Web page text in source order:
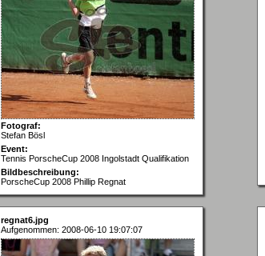
Fotograf:
Stefan Bösl
Event:
Tennis PorscheCup 2008 Ingolstadt Qualifikation
Bildbeschreibung:
PorscheCup 2008 Phillip Regnat
regnat6.jpg
Aufgenommen: 2008-06-10 19:07:07